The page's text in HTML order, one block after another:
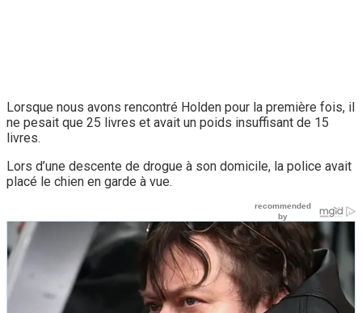
Lorsque nous avons rencontré Holden pour la première fois, il
ne pesait que 25 livres et avait un poids insuffisant de 15
livres.
Lors d’une descente de drogue à son domicile, la police avait
placé le chien en garde à vue.